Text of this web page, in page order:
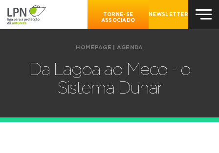
TORNE-SE
ASSOCIADO
NEWSLETTER
HOMEPAGE AGENDA
Da Lagoa ao Meco - o
Sistema Dunar